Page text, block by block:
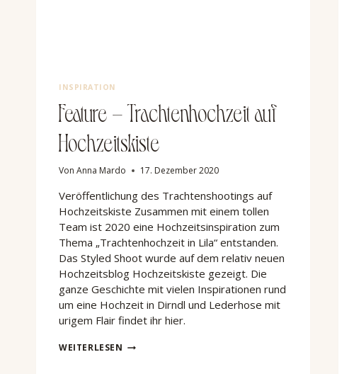
INSPIRATION
Feature – Trachtenhochzeit auf
Hochzeitskiste
Von Anna Mardo 17. Dezember 2020
Veröffentlichung des Trachtenshootings auf
Hochzeitskiste Zusammen mit einem tollen
Team ist 2020 eine Hochzeitsinspiration zum
Thema „Trachtenhochzeit in Lila“ entstanden.
Das Styled Shoot wurde auf dem relativ neuen
Hochzeitsblog Hochzeitskiste gezeigt. Die
ganze Geschichte mit vielen Inspirationen rund
um eine Hochzeit in Dirndl und Lederhose mit
urigem Flair findet ihr hier.
WEITERLESEN FEATURE